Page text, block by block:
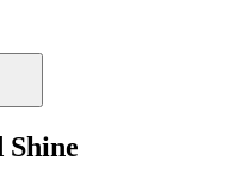
Shine